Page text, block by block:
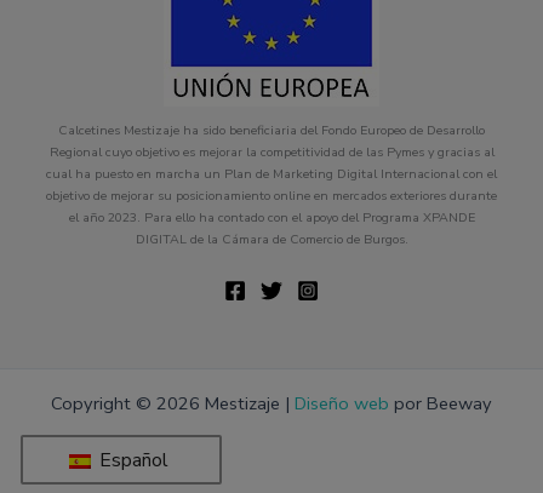
Calcetines Mestizaje ha sido beneficiaria del Fondo Europeo de Desarrollo
Regional cuyo objetivo es mejorar la competitividad de las Pymes y gracias al
cual ha puesto en marcha un Plan de Marketing Digital Internacional con el
objetivo de mejorar su posicionamiento online en mercados exteriores durante
el año 2023. Para ello ha contado con el apoyo del Programa XPANDE
DIGITAL de la Cámara de Comercio de Burgos.
Copyright © 2026 Mestizaje | Diseño web por Beeway
Español